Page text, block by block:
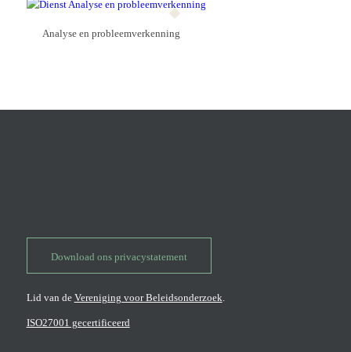
Analyse en probleem­verkenning
Download ons privacystatement
Lid van de Vereniging voor Beleidsonderzoek.
ISO27001 gecertificeerd